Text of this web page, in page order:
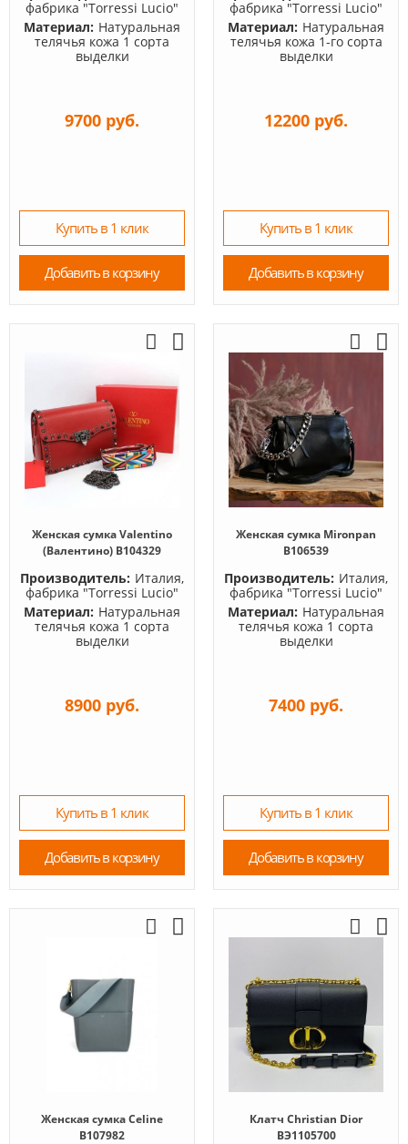
фабрика "Torressi Lucio"
Материал: Натуральная
телячья кожа 1 сорта
выделки
9700 руб.
Купить в 1 клик
Добавить в корзину
фабрика "Torressi Lucio"
Материал: Натуральная
телячья кожа 1-го сорта
выделки
12200 руб.
Купить в 1 клик
Добавить в корзину
Женская сумка Valentino
(Валентино) B104329
Производитель: Италия,
фабрика "Torressi Lucio"
Материал: Натуральная
телячья кожа 1 сорта
выделки
8900 руб.
Купить в 1 клик
Добавить в корзину
Женская сумка Mironpan
B106539
Производитель: Италия,
фабрика "Torressi Lucio"
Материал: Натуральная
телячья кожа 1 сорта
выделки
7400 руб.
Купить в 1 клик
Добавить в корзину
Женская сумка Celine
B107982
Клатч Christian Dior
BЭ1105700